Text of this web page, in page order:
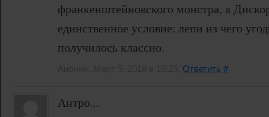
франкенштейновского монстра, а
единственное условие: лепи из чего
получилось классно.
Ответить #
Антро...